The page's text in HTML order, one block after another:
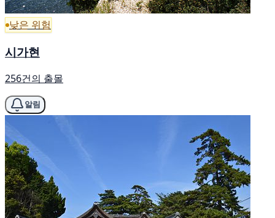
낮은 위험
시가현
256건의 출몰
알림